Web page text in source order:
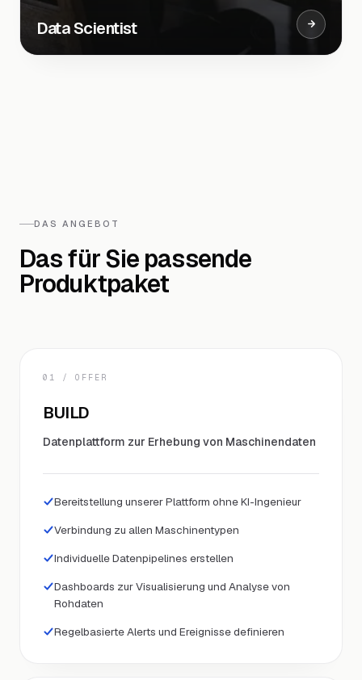
Data Scientist
DAS ANGEBOT
Das für Sie passende
Produktpaket
01 / OFFER
BUILD
Datenplattform zur Erhebung von Maschinendaten
Bereitstellung unserer Plattform ohne KI-Ingenieur
Verbindung zu allen Maschinentypen
Individuelle Datenpipelines erstellen
Dashboards zur Visualisierung und Analyse von
Rohdaten
Regelbasierte Alerts und Ereignisse definieren